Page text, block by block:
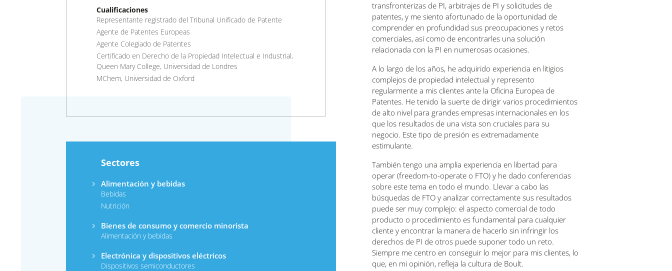
Cualificaciones
Representante registrado del Tribunal Unificado de Patente
Agente de Patentes Europeas
Agente Colegiado de Patentes
Certificado en Derecho de la Propiedad Intelectual e Industrial,
Queen Mary College, Universidad de Londres
MChem, Universidad de Oxford
Sectores
Alimentación y bebidas
Bebidas
Nutrición
Bienes de consumo y comercio minorista
Alimentación y bebidas
Electrónica y dispositivos eléctricos
Dispositivos semiconductores
transfronterizas de PI, arbitrajes de PI y solicitudes de
patentes, y me siento afortunado de la oportunidad de
comprender en profundidad sus preocupaciones y retos
comerciales, así como de encontrarles una solución
relacionada con la PI en numerosas ocasiones.
A lo largo de los años, he adquirido experiencia en litigios
complejos de propiedad intelectual y represento
regularmente a mis clientes ante la Oficina Europea de
Patentes. He tenido la suerte de dirigir varios procedimientos
de alto nivel para grandes empresas internacionales en los
que los resultados de una vista son cruciales para su
negocio. Este tipo de presión es extremadamente
estimulante.
También tengo una amplia experiencia en libertad para
operar (freedom-to-operate o FTO) y he dado conferencias
sobre este tema en todo el mundo. Llevar a cabo las
búsquedas de FTO y analizar correctamente sus resultados
puede ser muy complejo: el aspecto comercial de todo
producto o procedimiento es fundamental para cualquier
cliente y encontrar la manera de hacerlo sin infringir los
derechos de PI de otros puede suponer todo un reto.
Siempre me centro en conseguir lo mejor para mis clientes, lo
que, en mi opinión, refleja la cultura de Boult.